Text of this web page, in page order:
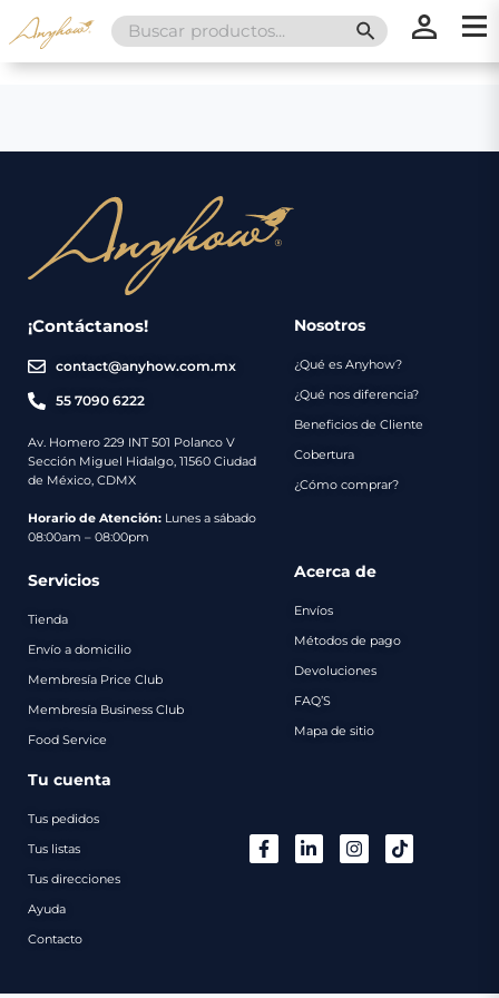
Search
for:
SEARCH
¡Contáctanos!
contact@anyhow.com.mx
55 7090 6222
Av. Homero 229 INT 501 Polanco V
Sección Miguel Hidalgo, 11560 Ciudad
de México, CDMX
Horario de Atención: Lunes a sábado
08:00am – 08:00pm
Nosotros
¿Qué es Anyhow?
¿Qué nos diferencia?
Beneficios de Cliente
Cobertura
¿Cómo comprar?
Servicios
Tienda
Envío a domicilio
Membresía Price Club
Membresía Business Club
Food Service
Acerca de
Envíos
Métodos de pago
Devoluciones
FAQ’S
Mapa de sitio
Tu cuenta
Tus pedidos
Tus listas
Tus direcciones
Ayuda
Contacto
Nosotros
Servicios
Envíos
Métodos
de
Catálogo
Regalos
Contacto